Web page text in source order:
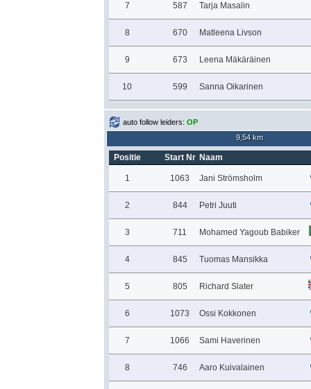
7 587 Tarja Masalin
8 670 Matleena Livson
9 673 Leena Mäkäräinen
10 599 Sanna Oikarinen
auto follow leiders: OP
9,54 km
Positie Start Nr Naam
1 1063 Jani Strömsholm
2 844 Petri Juuti
3 711 Mohamed Yagoub Babiker
4 845 Tuomas Mansikka
5 805 Richard Slater
6 1073 Ossi Kokkonen
7 1066 Sami Haverinen
8 746 Aaro Kuivalainen